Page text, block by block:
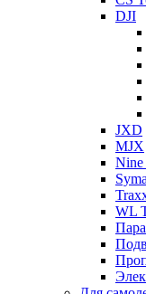
DJI
JXD
MJX
Nine
Syma
WL